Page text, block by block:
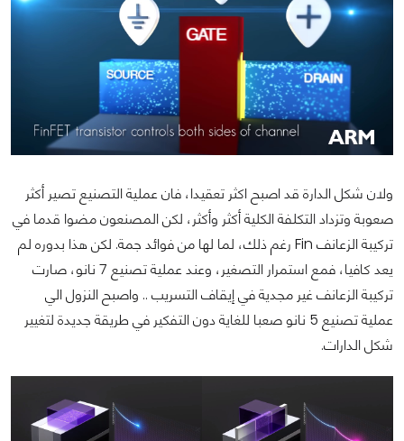
ولان شكل الدارة قد اصبح اكثر تعقيدا، فان عملية التصنيع تصير أكثر
صعوبة وتزداد التكلفة الكلية أكثر وأكثر، لكن المصنعون مضوا قدما في
تركيبة الزعانف Fin رغم ذلك، لما لها من فوائد جمة. لكن هذا بدوره لم
يعد كافيا، فمع استمرار التصغير، وعند عملية تصنيع 7 نانو، صارت
تركيبة الزعانف غير مجدية في إيقاف التسريب .. واصبح النزول الي
عملية تصنيع 5 نانو صعبا للغاية دون التفكير في طريقة جديدة لتغيير
شكل الدارات.